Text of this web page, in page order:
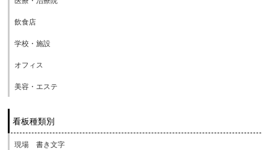
飲食店
学校・施設
オフィス
美容・エステ
看板種類別
現場 書き文字